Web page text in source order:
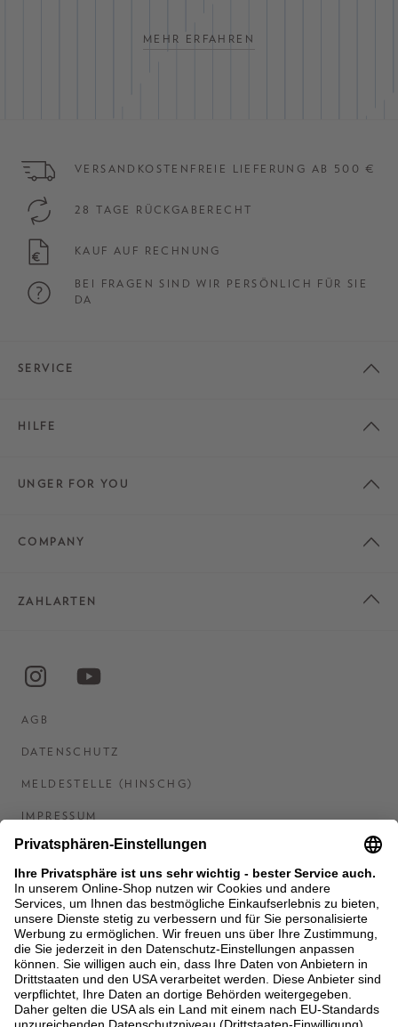
MEHR ERFAHREN
VERSANDKOSTENFREIE LIEFERUNG AB 500 €
28 TAGE RÜCKGABERECHT
KAUF AUF RECHNUNG
BEI FRAGEN SIND WIR PERSÖNLICH FÜR SIE
DA
SERVICE
HILFE
UNGER FOR YOU
COMPANY
ZAHLARTEN
AGB
DATENSCHUTZ
MELDESTELLE (HINSCHG)
IMPRESSUM
BARRIEREFREIHEITSERKLÄRUNG
KONTAKT
COOKIES
MEN'S WORLD: BRAUN HAMBURG
Ein Unternehmen der Unger GmbH & Co. KG